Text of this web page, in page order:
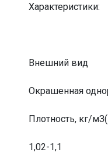
Характеристики:
Внешний вид
Окрашенная
Плотность, кг/
1,02-1,1